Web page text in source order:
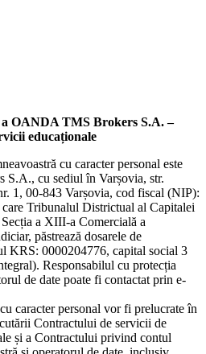
OANDA TMS Brokers S.A. –
educaționale
cu caracter personal este
cu sediul în Varșovia, str.
1, 00-843 Varșovia, cod fiscal (NIP):
Tribunalul Districtual al Capitalei
a XIII-a Comercială a
păstrează dosarele de
KRS: 0000204776, capital social 3
Responsabilul cu protecția
de date poate fi contactat prin e-
caracter personal vor fi prelucrate în
Contractului de servicii de
și a Contractului privind contul